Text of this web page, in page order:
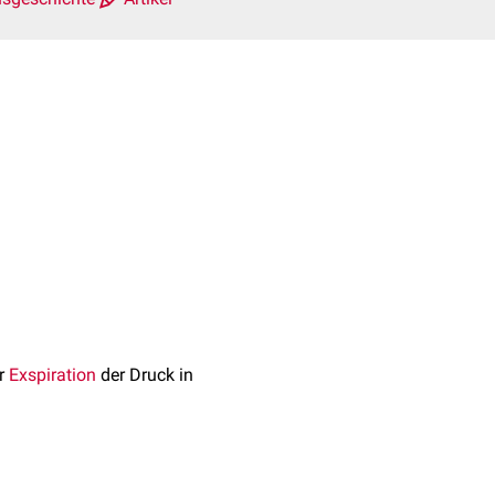
Exspiration der Druck in